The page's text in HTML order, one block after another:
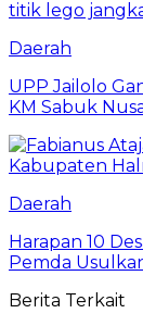
Daerah
UPP Jailolo
KM Sabuk
Daerah
Harapan 10
Pemda
Berita Terkait